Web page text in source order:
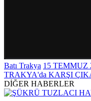
Batı Trakya 15 TEMMUZ
TRAKYA'da KARŞI
DİĞER HABERLER